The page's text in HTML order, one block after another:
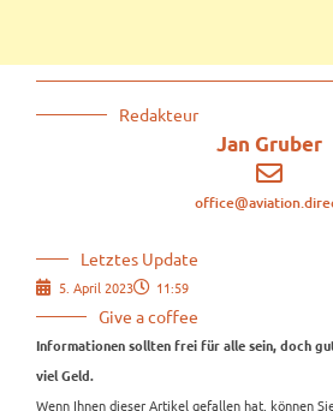
Redakteur
Jan Gruber
Letztes Update
5. April 2023 11:59
Give a coffee
Informationen sollten frei für alle sein, doch
viel Geld.
Wenn Ihnen dieser Artikel gefallen hat, können